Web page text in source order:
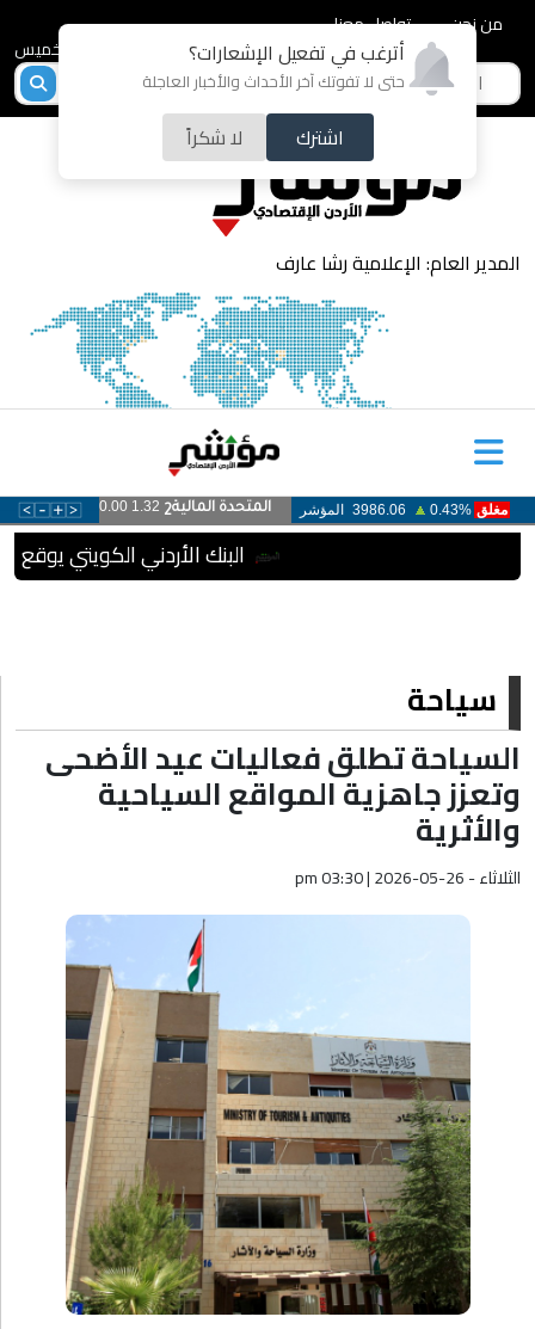
أترغب في تفعيل الإشعارات؟
حتى لا تفوتك آخر الأحداث والأخبار العاجلة
اشترك لا شكراً
من نحن
تواصل معنا
المدير العام: الإعلامية رشا عارف
البنك الأردني الكويتي يوقع اتفاقية تعاون
سياحة
السياحة تطلق فعاليات عيد الأضحى
وتعزز جاهزية المواقع السياحية
والأثرية
الثلاثاء - pm 03:30 | 2026-05-26